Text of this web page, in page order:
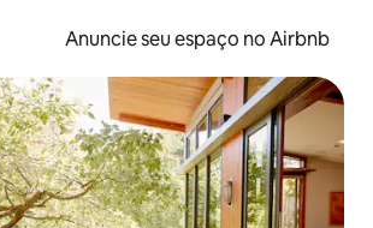
Anuncie seu espaço no Airbnb